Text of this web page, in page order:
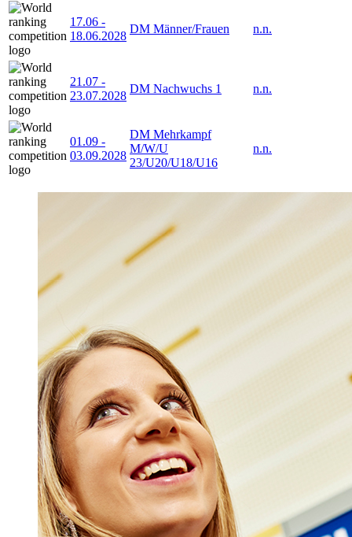
17.06 -
18.06.2028
DM Männer/Frauen n.n.
21.07 -
23.07.2028
DM Nachwuchs 1 n.n.
01.09 -
03.09.2028
DM Mehrkampf
M/W/U
23/U20/U18/U16
n.n.